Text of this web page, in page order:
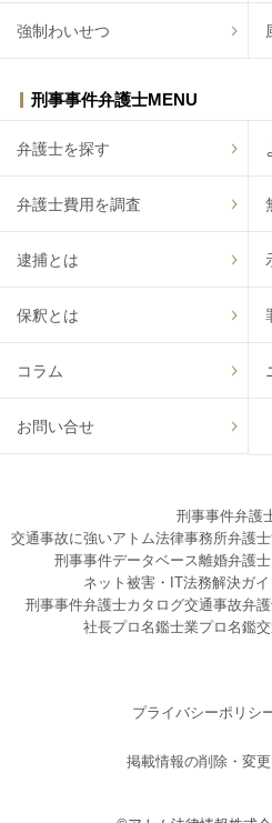
強制わいせつ
刑事事件弁護士MENU
弁護士を探す
弁護士費用を調査
逮捕とは
保釈とは
コラム
お問い合せ
刑事事件弁護
交通事故に強いアトム法律事務所弁護
刑事事件データベース離婚弁護
ネット被害・IT法務解決ガイ
刑事事件弁護士カタログ交通事故弁
社長プロ名鑑士業プロ名鑑
プライバシーポリシ
掲載情報の削除・変